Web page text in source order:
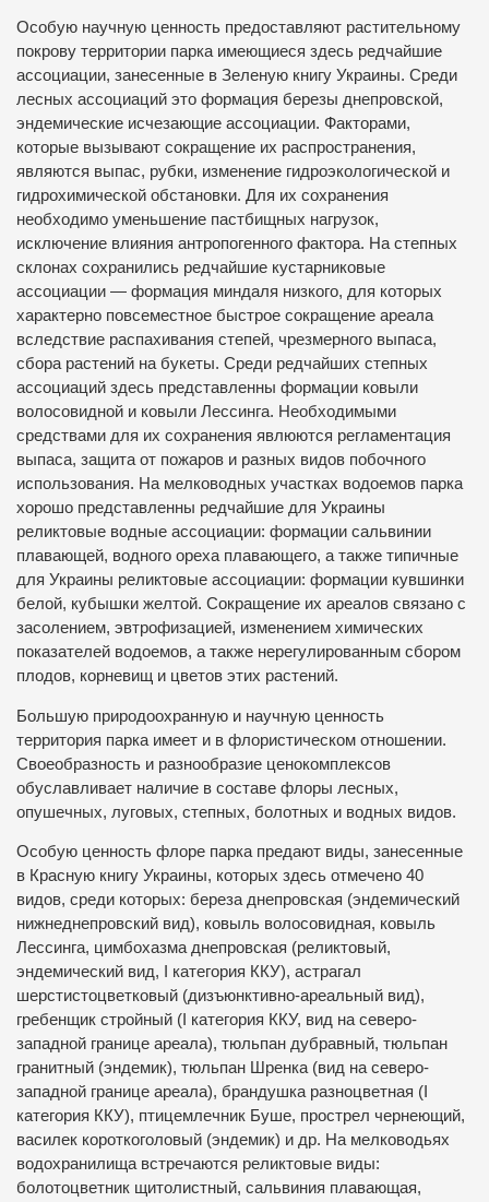
Особую научную ценность предоставляют растительному
покрову территории парка имеющиеся здесь редчайшие
ассоциации, занесенные в Зеленую книгу Украины. Среди
лесных ассоциаций это формация березы днепровской,
эндемические исчезающие ассоциации. Факторами,
которые вызывают сокращение их распространения,
являются выпас, рубки, изменение гидроэкологической и
гидрохимической обстановки. Для их сохранения
необходимо уменьшение пастбищных нагрузок,
исключение влияния антропогенного фактора. На степных
склонах сохранились редчайшие кустарниковые
ассоциации — формация миндаля низкого, для которых
характерно повсеместное быстрое сокращение ареала
вследствие распахивания степей, чрезмерного выпаса,
сбора растений на букеты. Среди редчайших степных
ассоциаций здесь представленны формации ковыли
волосовидной и ковыли Лессинга. Необходимыми
средствами для их сохранения явлюются регламентация
выпаса, защита от пожаров и разных видов побочного
использования. На мелководных участках водоемов парка
хорошо представленны редчайшие для Украины
реликтовые водные ассоциации: формации сальвинии
плавающей, водного ореха плавающего, а также типичные
для Украины реликтовые ассоциации: формации кувшинки
белой, кубышки желтой. Сокращение их ареалов связано с
засолением, эвтрофизацией, изменением химических
показателей водоемов, а также нерегулированным сбором
плодов, корневищ и цветов этих растений.
Большую природоохранную и научную ценность
территория парка имеет и в флористическом отношении.
Своеобразность и разнообразие ценокомплексов
обуславливает наличие в составе флоры лесных,
опушечных, луговых, степных, болотных и водных видов.
Особую ценность флоре парка предают виды, занесенные
в Красную книгу Украины, которых здесь отмечено 40
видов, среди которых: береза днепровская (эндемический
нижнеднепровский вид), ковыль волосовидная, ковыль
Лессинга, цимбохазма днепровская (реликтовый,
эндемический вид, І категория ККУ), астрагал
шерстистоцветковый (дизъюнктивно-ареальный вид),
гребенщик стройный (І категория ККУ, вид на северо-
западной границе ареала), тюльпан дубравный, тюльпан
гранитный (эндемик), тюльпан Шренка (вид на северо-
западной границе ареала), брандушка разноцветная (І
категория ККУ), птицемлечник Буше, прострел чернеющий,
василек короткоголовый (эндемик) и др. На мелководьях
водохранилища встречаются реликтовые виды:
болотоцветник щитолистный, сальвиния плавающая,